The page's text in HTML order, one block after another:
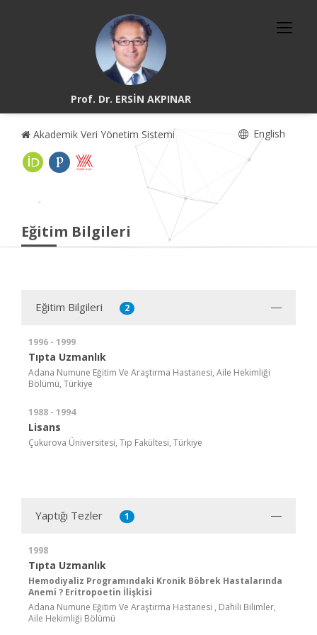
Prof. Dr. ERSİN AKPINAR
Akademik Veri Yönetim Sistemi English
Eğitim Bilgileri
Eğitim Bilgileri 2
1996 - 1999
Tıpta Uzmanlık
Adana Numune Eğitim Ve Araştırma Hastanesi, Aile Hekimliği
Bölümü, Türkiye
1988 - 1994
Lisans
Çukurova Üniversitesi, Tıp Fakültesi, Türkiye
Yaptığı Tezler 1
1998
Tıpta Uzmanlık
Hemodiyaliz Programındaki Kronik Böbrek Hastalarında
Anemi ? Eritropoetin İlişkisi
Adana Numune Eğitim Ve Araştırma Hastanesi , Dahili Bilimler,
Aile Hekimliği Bölümü